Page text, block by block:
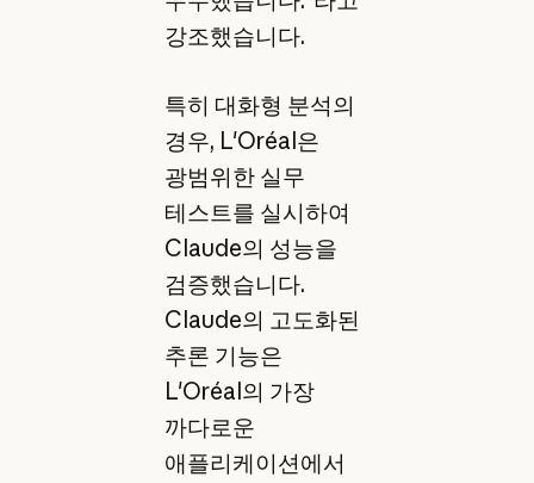
강조했습니다.
특히 대화형 분석의
경우, L'Oréal은
광범위한 실무
테스트를 실시하여
Claude의 성능을
검증했습니다.
Claude의 고도화된
추론 기능은
L'Oréal의 가장
까다로운
애플리케이션에서